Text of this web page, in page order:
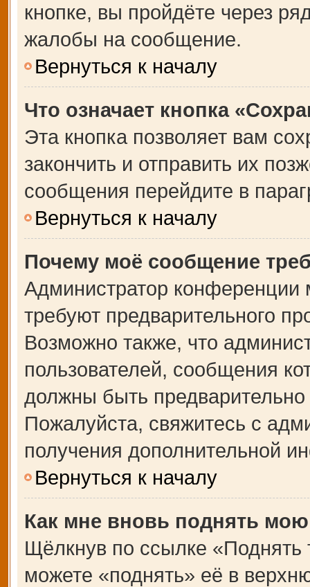
кнопке, вы пройдёте через
жалобы на сообщение.
Вернуться к началу
Что означает кнопка
Эта кнопка позволяет вам
закончить и отправить их
сообщения перейдите в
Вернуться к началу
Почему моё сообщение
Администратор
требуют предварительного
Возможно также, что
пользователей, сообщения
должны быть
Пожалуйста, свяжитесь с
получения дополнительной
Вернуться к началу
Как мне вновь поднять
Щёлкнув по ссылке
можете «поднять» её в